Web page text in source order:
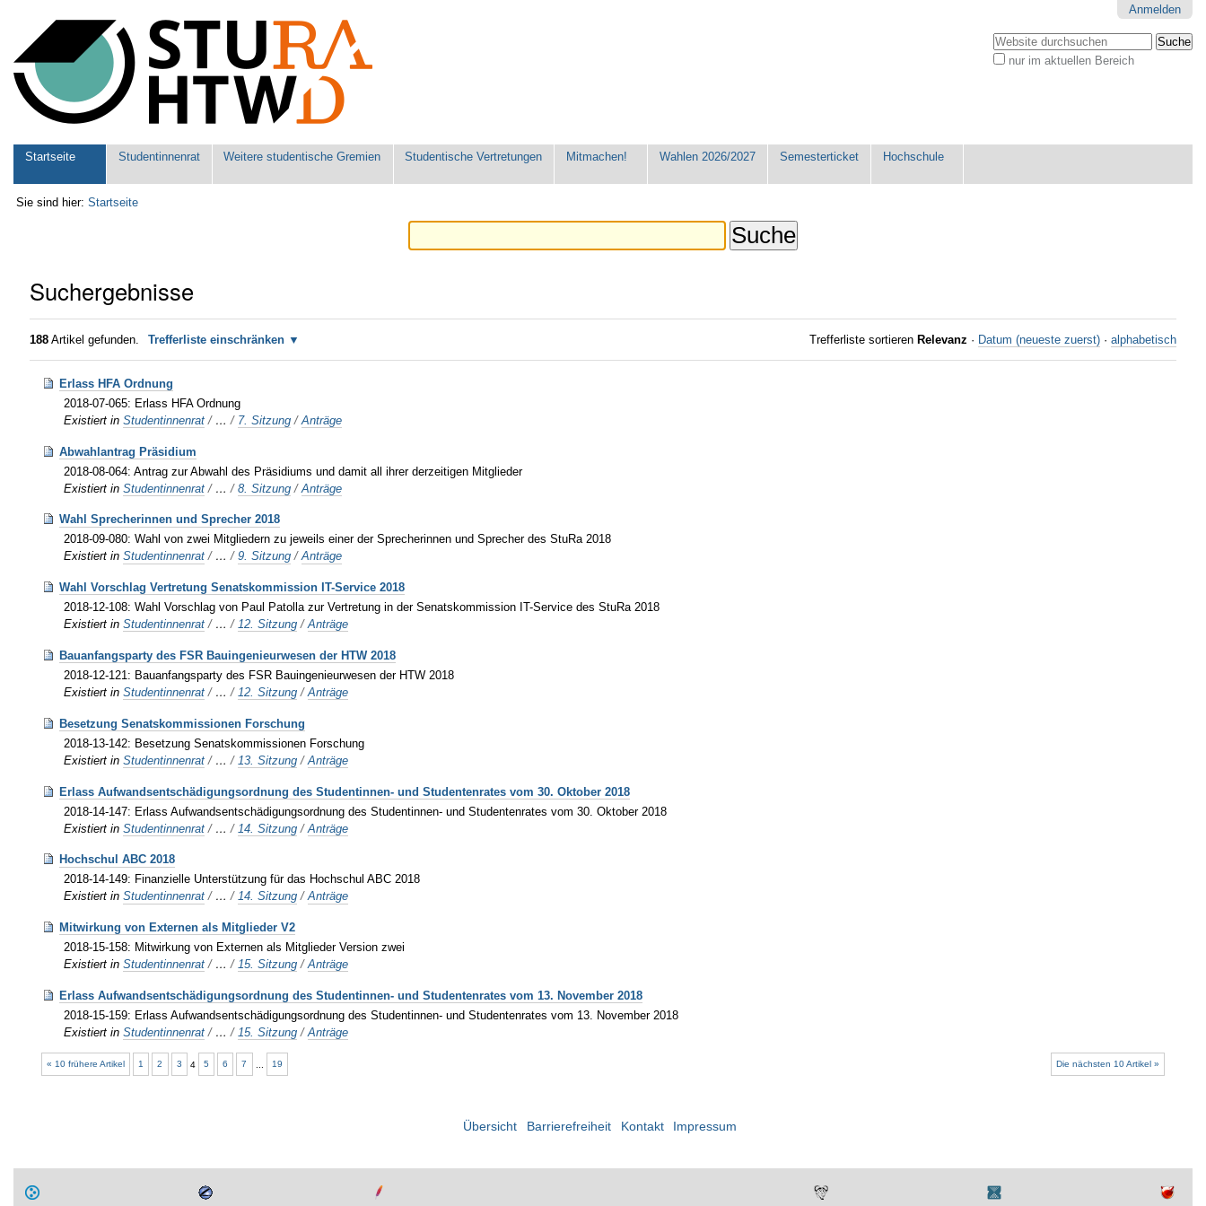
Werkzeuge
Anmelden
Website durchsuchen
nur im aktuellen Bereich
Sektionen
Startseite Studentinnenrat Weitere studentische Gremien Studentische Vertretungen Mitmachen! Wahlen 2026/2027 Semesterticket Hochschule
Sie sind hier: Startseite
Suchergebnisse
188 Artikel gefunden. Trefferliste einschränken Trefferliste sortieren Relevanz · Datum (neueste zuerst) · alphabetisch
Erlass HFA Ordnung
2018-07-065: Erlass HFA Ordnung
Existiert in Studentinnenrat / …/ 7. Sitzung /Anträge
Abwahlantrag Präsidium
2018-08-064: Antrag zur Abwahl des Präsidiums und damit all ihrer derzeitigen Mitglieder
Existiert in Studentinnenrat / …/8. Sitzung /Anträge
Wahl Sprecherinnen und Sprecher 2018
2018-09-080: Wahl von zwei Mitgliedern zu jeweils einer der Sprecherinnen und Sprecher des StuRa 2018
Existiert in Studentinnenrat / …/9. Sitzung /Anträge
Wahl Vorschlag Vertretung Senatskommission IT-Service 2018
2018-12-108: Wahl Vorschlag von Paul Patolla zur Vertretung in der Senatskommission IT-Service des StuRa 2018
Existiert in Studentinnenrat / …/12. Sitzung /Anträge
Bauanfangsparty des FSR Bauingenieurwesen der HTW 2018
2018-12-121: Bauanfangsparty des FSR Bauingenieurwesen der HTW 2018
Existiert in Studentinnenrat / …/ 12. Sitzung /Anträge
Besetzung Senatskommissionen Forschung
2018-13-142: Besetzung Senatskommissionen Forschung
Existiert in Studentinnenrat / …/ 13. Sitzung /Anträge
Erlass Aufwandsentschädigungsordnung des Studentinnen- und Studentenrates vom 30. Oktober 2018
2018-14-147: Erlass Aufwandsentschädigungsordnung des Studentinnen- und Studentenrates vom 30. Oktober 2018
Existiert in Studentinnenrat / …/ 14. Sitzung /Anträge
Hochschul ABC 2018
2018-14-149: Finanzielle Unterstützung für das Hochschul ABC 2018
Existiert in Studentinnenrat / …/14. Sitzung /Anträge
Mitwirkung von Externen als Mitglieder V2
2018-15-158: Mitwirkung von Externen als Mitglieder Version zwei
Existiert in Studentinnenrat / …/15. Sitzung /Anträge
Erlass Aufwandsentschädigungsordnung des Studentinnen- und Studentenrates vom 13. November 2018
2018-15-159: Erlass Aufwandsentschädigungsordnung des Studentinnen- und Studentenrates vom 13. November 2018
Existiert in Studentinnenrat / …/ 15. Sitzung /Anträge
« 10 frühere Artikel Die nächsten 10 Artikel »
1 2 3 4 5 6 7 19
Übersicht Barrierefreiheit Kontakt Impressum